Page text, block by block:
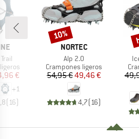
reducido
€
+1
( 16)
MARCA
NORTEC
Artículo
Alp 2.0
Product group
Crampones ligeros
Precio
54,95 €Precio reducido
49,46 €
4,7( 16)
Descuento
10%